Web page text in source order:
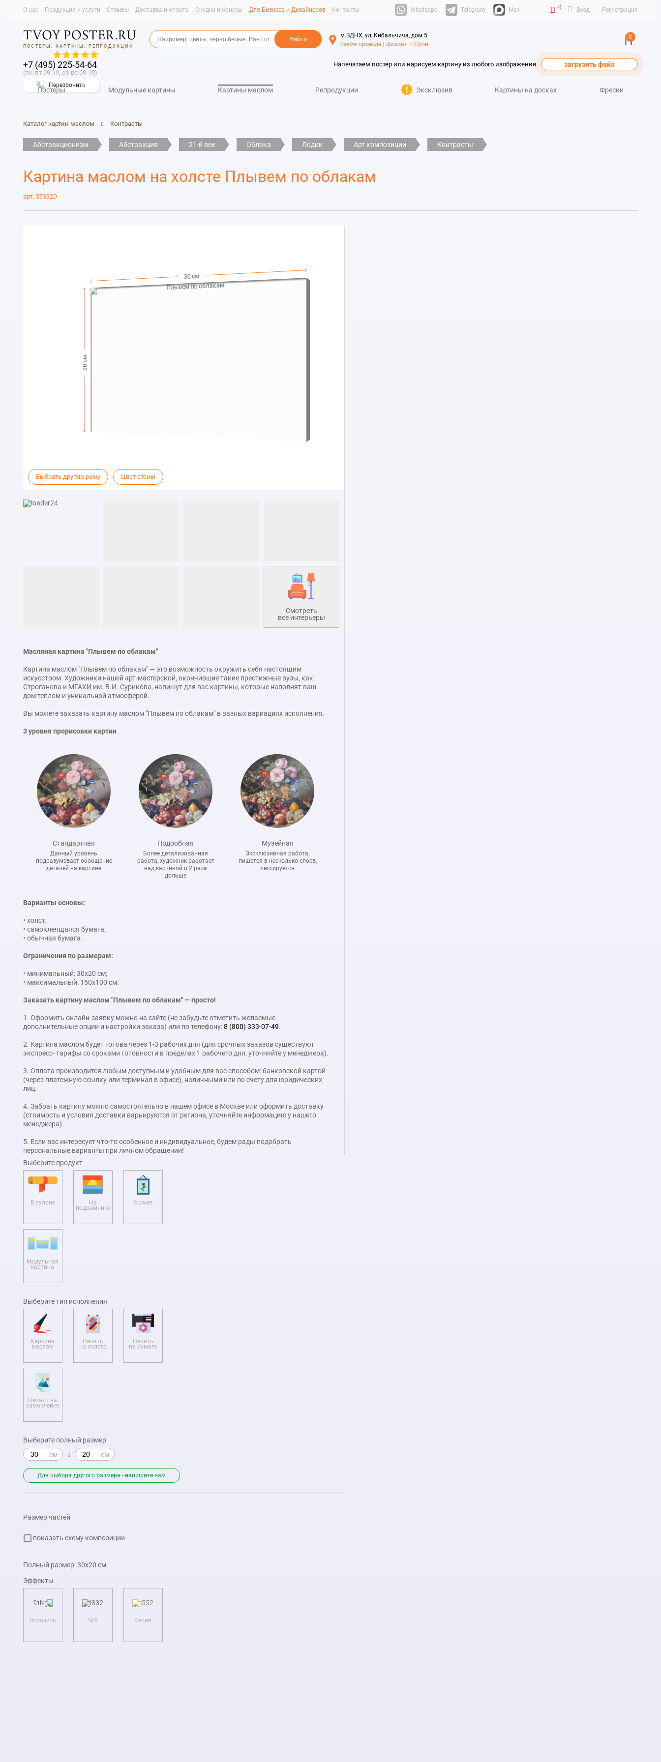
О нас Продукция и услуги Отзывы Доставка и оплата Скидки и бонусы Для Бизнеса и Дизайнеров Контакты Whatsapp Telegram Max 0 Вход Регистрация
ПОСТЕРЫ, КАРТИНЫ, РЕПРОДУКЦИИ
+7 (495) 225-54-64
(пн-пт 09-19, сб-вс 09-19)
Перезвонить
м.ВДНХ, ул, Кибальчича, дом 5
схема проезда
филиал в Сочи
0
Напечатаем постер или нарисуем картину из любого изображения загрузить файл
Постеры Модульные картины Картины маслом Репродукции Эксклюзив Картины на досках Фрески
Каталог картин маслом Контрасты
Абстракционизм Абстракция 21-й век Облака Лодки Арт композиции Контрасты
Картина маслом на холсте Плывем по облакам
арт. 37392D
30 см
20 см
Выбрать другую раму Цвет стены
Смотреть
все интерьеры
Масляная картина "Плывем по облакам"
Картина маслом "Плывем по облакам" — это возможность окружить себя настоящим
искусством. Художники нашей арт-мастерской, окончившие такие престижные вузы, как
Строганова и МГАХИ им. В.И. Сурикова, напишут для вас картины, которые наполнят ваш
дом теплом и уникальной атмосферой.
Вы можете заказать картину маслом "Плывем по облакам" в разных вариациях исполнения.
3 уровня прорисовки картин
Стандартная
Данный уровень
подразумевает обобщение
деталей на картине
Подробная
Более детализованная
работа, художник работает
над картиной в 2 раза
дольше
Музейная
Эксклюзивная работа,
пишется в несколько слоев,
лессируется
Варианты основы:
• холст;
• самоклеящаяся бумага;
• обычная бумага.
Ограничения по размерам:
• минимальный: 30x20 см;
• максимальный: 150x100 см.
Заказать картину маслом "Плывем по облакам" — просто!
1. Оформить онлайн-заявку можно на сайте (не забудьте отметить желаемые
дополнительные опции и настройки заказа) или по телефону:8 (800) 333-07-49.
2. Картина маслом будет готова через 1-3 рабочих дня (для срочных заказов существуют
экспресс- тарифы со сроками готовности в пределах 1 рабочего дня, уточняйте у менеджера).
3. Оплата производится любым доступным и удобным для вас способом: банковской картой
(через платежную ссылку или терминал в офисе), наличными или по счету для юридических
лиц.
4. Забрать картину можно самостоятельно в нашем офисе в Москве или оформить доставку
(стоимость и условия доставки варьируются от региона, уточняйте информацию у нашего
менеджера).
5. Если вас интересует что-то особенное и индивидуальное, будем рады подобрать
персональные варианты при личном обращении!
Выберите продукт
В рулоне На
подрамнике
В раме
Модульная
картина
Выберите тип исполнения
Картина
маслом
Печать
на холсте
Печать
на бумаге
Печать на
самоклейке
Выберите полный размер
Для выбора другого размера - напишите нам
Размер частей
показать схему композиции
Полный размер:30x20 см
Эффекты
Отразить Ч/б Сепия